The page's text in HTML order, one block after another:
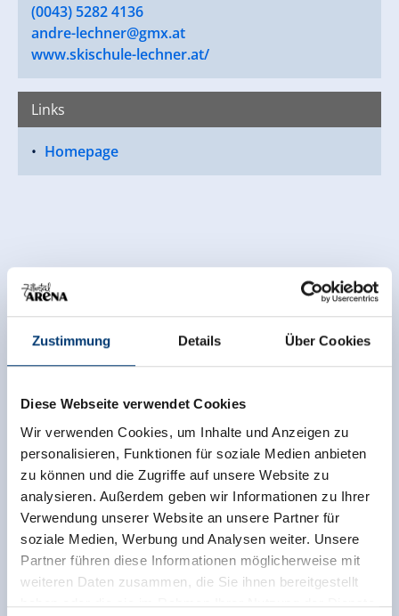
Zustimmung Details Über Cookies
Diese Webseite verwendet Cookies
Wir verwenden Cookies, um Inhalte und Anzeigen zu
personalisieren, Funktionen für soziale Medien anbieten
zu können und die Zugriffe auf unsere Website zu
analysieren. Außerdem geben wir Informationen zu Ihrer
Verwendung unserer Website an unsere Partner für
soziale Medien, Werbung und Analysen weiter. Unsere
Partner führen diese Informationen möglicherweise mit
weiteren Daten zusammen, die Sie ihnen bereitgestellt
haben oder die sie im Rahmen Ihrer Nutzung der Dienste
(0043) 5282 4136
andre-lechner@gmx.at
www.skischule-lechner.at/
Links
Homepage